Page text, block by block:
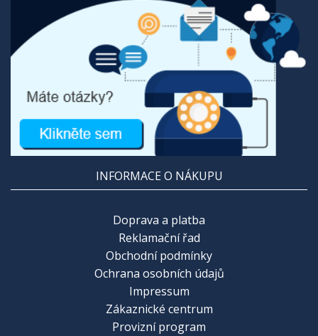
INFORMACE O NÁKUPU
Doprava a platba
Reklamační řad
Obchodní podmínky
Ochrana osobních údajů
Impressum
Zákaznické centrum
Provizní program